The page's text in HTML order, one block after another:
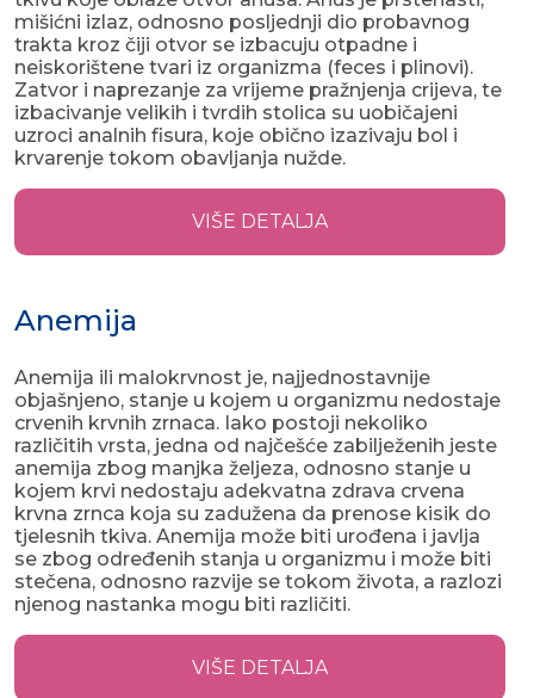
mišićni izlaz, odnosno posljednji dio probavnog
trakta kroz čiji otvor se izbacuju otpadne i
neiskorištene tvari iz organizma (feces i plinovi).
Zatvor i naprezanje za vrijeme pražnjenja crijeva, te
izbacivanje velikih i tvrdih stolica su uobičajeni
uzroci analnih fisura, koje obično izazivaju bol i
krvarenje tokom obavljanja nužde.
VIŠE DETALJA
Anemija
Anemija ili malokrvnost je, najjednostavnije
objašnjeno, stanje u kojem u organizmu nedostaje
crvenih krvnih zrnaca. Iako postoji nekoliko
različitih vrsta, jedna od najčešće zabilježenih jeste
anemija zbog manjka željeza, odnosno stanje u
kojem krvi nedostaju adekvatna zdrava crvena
krvna zrnca koja su zadužena da prenose kisik do
tjelesnih tkiva. Anemija može biti urođena i javlja
se zbog određenih stanja u organizmu i može biti
stečena, odnosno razvije se tokom života, a razlozi
njenog nastanka mogu biti različiti.
VIŠE DETALJA